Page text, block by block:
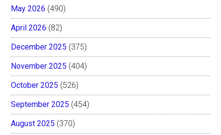
May 2026 (490)
April 2026 (82)
December 2025 (375)
November 2025 (404)
October 2025 (526)
September 2025 (454)
August 2025 (370)